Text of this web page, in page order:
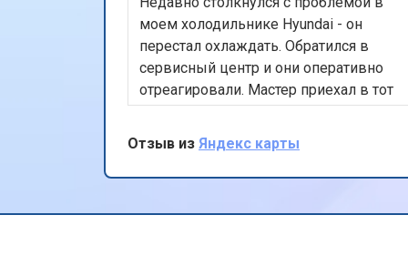
моем холодильнике Hyundai - он
перестал охлаждать. Обратился в
сервисный центр и они оперативно
отреагировали. Мастер приехал в тот
же день, быстро нашел и устранил
неисправность. Холодильник теперь
работает как новый. Ценю их
профессионализм и скорость работы.
Отзыв из Яндекс карты